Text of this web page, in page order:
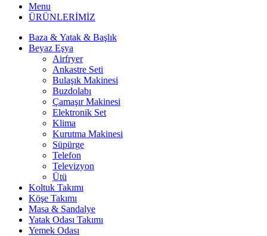
Menu
ÜRÜNLERİMİZ
Baza & Yatak & Başlık
Beyaz Eşya
Airfryer
Ankastre Seti
Bulaşık Makinesi
Buzdolabı
Çamaşır Makinesi
Elektronik Set
Klima
Kurutma Makinesi
Süpürge
Telefon
Televizyon
Ütü
Koltuk Takımı
Köşe Takımı
Masa & Sandalye
Yatak Odası Takımı
Yemek Odası